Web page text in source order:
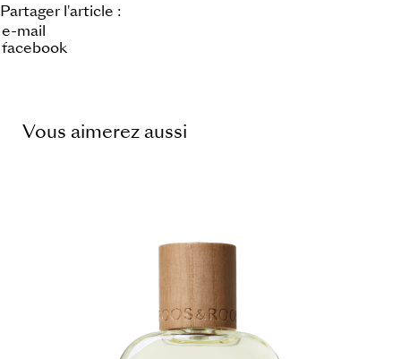
Partager l'article :
e-mail
facebook
Vous aimerez aussi